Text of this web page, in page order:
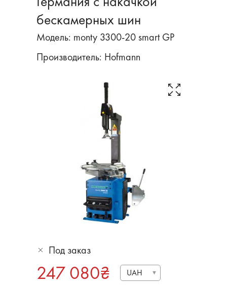
бескамерных шин
Модель: monty 3300-20 smart GP
Производитель: Hofmann
Под заказ
247 080₴ UAH